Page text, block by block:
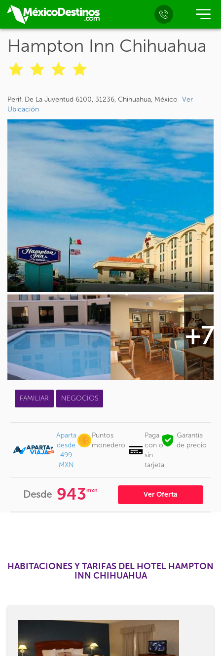
Hampton Inn Chihuahua
Perif. De La Juventud 6100, 31236, Chihuahua, México Ver
Ubicación
+7
FAMILIAR NEGOCIOS
Aparta
desde
499
MXN
Puntos
monedero
Paga
con o
sin
tarjeta
Garantía
de precio
Desde 943mxn Ver Oferta
HABITACIONES Y TARIFAS DEL HOTEL HAMPTON
INN CHIHUAHUA